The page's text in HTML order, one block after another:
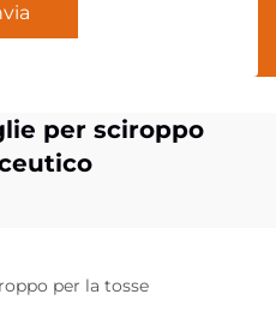
per sciroppo
per la tosse